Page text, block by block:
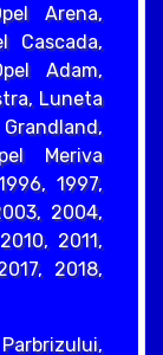
Arena,
Cascada,
Adam,
Luneta
Meriva
1997,
2004,
2011,
2018,